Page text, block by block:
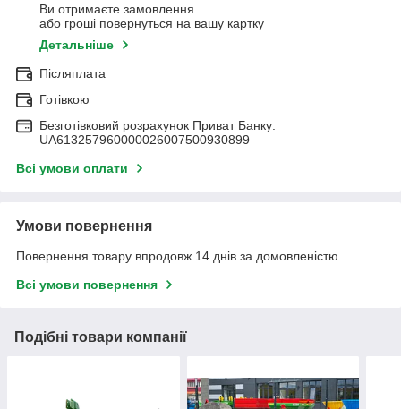
Ви отримаєте замовлення
або гроші повернуться на вашу картку
Детальніше
Післяплата
Готівкою
Безготівковий розрахунок Приват Банку:
UA613257960000026007500930899
Всі умови оплати
Умови повернення
Повернення товару впродовж 14 днів за домовленістю
Всі умови повернення
Подібні товари компанії